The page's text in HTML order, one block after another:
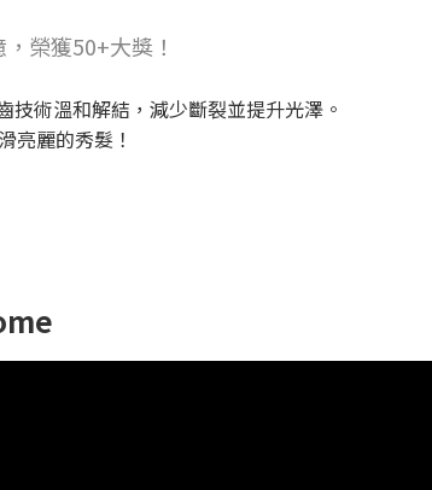
榮獲50+大獎！
術溫和解結，減少斷裂並提升光澤。
亮麗的秀髮！